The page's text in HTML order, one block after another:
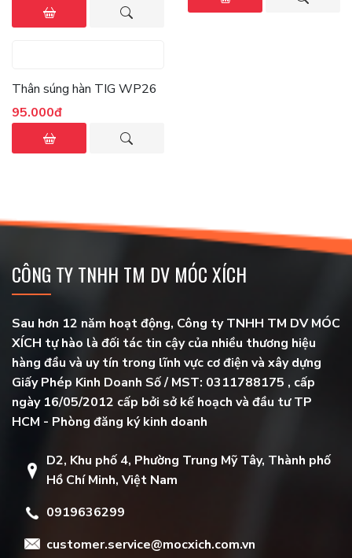
Thân súng hàn TIG WP26
95.000đ
CÔNG TY TNHH TM DV MÓC XÍCH
Sau hơn 12 năm hoạt động, Công ty TNHH TM DV MÓC
XÍCH tự hào là đối tác tin cậy của nhiều thương hiệu
hàng đầu và uy tín trong lĩnh vực cơ điện và xây dựng
Giấy Phép Kinh Doanh Số / MST: 0311788175 , cấp
ngày 16/05/2012 cấp bởi sở kế hoạch và đầu tư TP
HCM - Phòng đăng ký kinh doanh
D2, Khu phố 4, Phường Trung Mỹ Tây, Thành phố
Hồ Chí Minh, Việt Nam
0919636299
customer.service@mocxich.com.vn